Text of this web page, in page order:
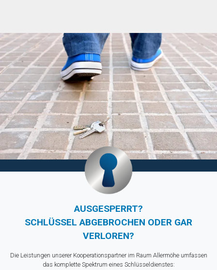
AUSGESPERRT?
SCHLÜSSEL ABGEBROCHEN ODER GAR
VERLOREN?
Die Leistungen unserer Kooperationspartner im Raum Allermöhe umfassen
das komplette Spektrum eines Schlüsseldienstes: